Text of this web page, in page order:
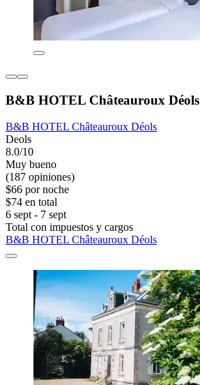
B&B HOTEL Châteauroux Déols
B&B HOTEL Châteauroux Déols
Deols
8.0/10
Muy bueno
(187 opiniones)
$66 por noche
$74 en total
6 sept - 7 sept
Total con impuestos y cargos
B&B HOTEL Châteauroux Déols